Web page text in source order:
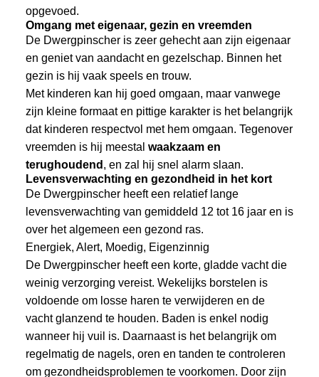
opgevoed.
Omgang met eigenaar, gezin en vreemden
De Dwergpinscher is zeer gehecht aan zijn eigenaar
en geniet van aandacht en gezelschap. Binnen het
gezin is hij vaak speels en trouw.
Met kinderen kan hij goed omgaan, maar vanwege
zijn kleine formaat en pittige karakter is het belangrijk
dat kinderen respectvol met hem omgaan. Tegenover
vreemden is hij meestal waakzaam en
terughoudend , en zal hij snel alarm slaan.
Levensverwachting en gezondheid in het kort
De Dwergpinscher heeft een relatief lange
levensverwachting van gemiddeld 12 tot 16 jaar en is
over het algemeen een gezond ras.
Energiek, Alert, Moedig, Eigenzinnig
De Dwergpinscher heeft een korte, gladde vacht die
weinig verzorging vereist. Wekelijks borstelen is
voldoende om losse haren te verwijderen en de
vacht glanzend te houden. Baden is enkel nodig
wanneer hij vuil is. Daarnaast is het belangrijk om
regelmatig de nagels, oren en tanden te controleren
om gezondheidsproblemen te voorkomen. Door zijn